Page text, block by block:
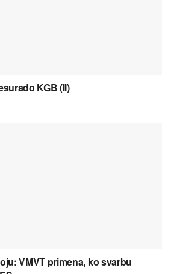
KGB (II)
VMVT primena, ko svarbu